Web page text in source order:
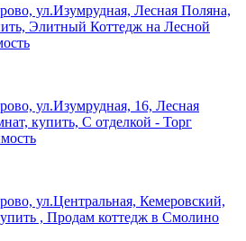
ул.Изумрудная, Лесная Поляна,
Элитный Коттедж на Лесной
ул.Изумрудная, 16, Лесная
купить, С отделкой - Торг
ул.Центральная, Кемеровский,
, Продам коттедж в Смолино